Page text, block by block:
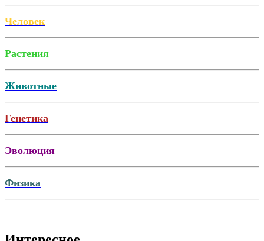
Человек
Растения
Животные
Генетика
Эволюция
Физика